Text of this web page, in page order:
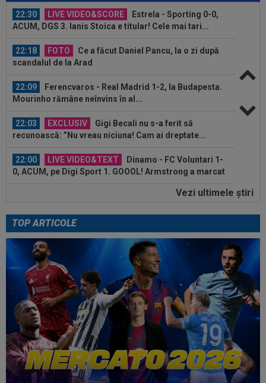
22:30 LIVE VIDEO&SCORE
Estrela - Sporting 0-0,
ACUM, DGS 3. Ianis Stoica e titular! Cele mai tari...
22:18 FOTO
Ce a făcut Daniel Pancu, la o zi după
scandalul de la Arad
22:09
Ferencvaros - Real Madrid 1-2, la Budapesta.
Mourinho rămâne neînvins în al...
22:03 EXCLUSIV
Gigi Becali nu s-a ferit să
recunoască: ”Nu vreau niciuna! Cam ai dreptate...
22:00 LIVE VIDEO&TEXT
Dinamo - FC Voluntari 1-
0, ACUM, pe Digi Sport 1. GOOOL! Armstrong a marcat
Moment emoționant la Dinamo -
21:51
Decizia luată de Barcelona, după ce
Manchester City i-a refuzat prima ofertă...
22:43 VIDEO
Scandal în pauza meciului Dinamo -
FC Voluntari! Bogdan Bălănescu a coborât la...
22:30 LIVE VIDEO&SCORE
Estrela - Sporting 0-0,
ACUM, DGS 3. Ianis Stoica e titular! Cele mai tari...
22:18 FOTO
Ce a făcut Daniel Pancu, la o zi după
scandalul de la Arad
22:09
Ferencvaros - Real Madrid 1-2, la Budapesta.
Vezi ultimele ştiri
TOP ARTICOLE